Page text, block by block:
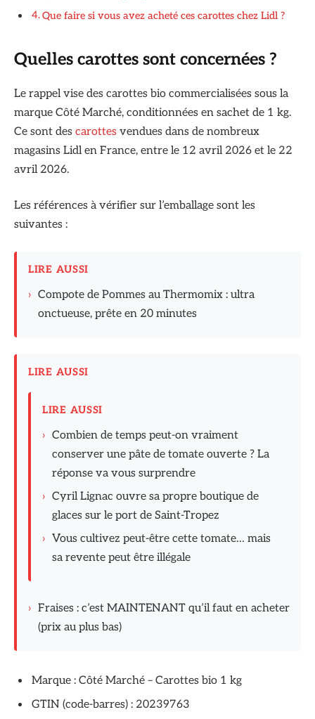
Que faire si vous avez acheté ces carottes chez Lidl ?
Quelles carottes sont concernées ?
Le rappel vise des carottes bio commercialisées sous la
marque Côté Marché, conditionnées en sachet de 1 kg.
Ce sont des carottes vendues dans de nombreux
magasins Lidl en France, entre le 12 avril 2026 et le 22
avril 2026.
Les références à vérifier sur l’emballage sont les
suivantes :
LIRE AUSSI
› Compote de Pommes au Thermomix : ultra
onctueuse, prête en 20 minutes
LIRE AUSSI
LIRE AUSSI
› Combien de temps peut-on vraiment
conserver une pâte de tomate ouverte ? La
réponse va vous surprendre
› Cyril Lignac ouvre sa propre boutique de
glaces sur le port de Saint-Tropez
› Vous cultivez peut-être cette tomate… mais
sa revente peut être illégale
› Fraises : c’est MAINTENANT qu’il faut en acheter
(prix au plus bas)
Marque : Côté Marché – Carottes bio 1 kg
GTIN (code-barres) : 20239763